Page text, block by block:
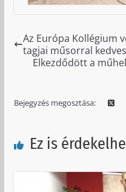
Az Európa Kollégium
tagjai műsorral
Elkezdődött a
Bejegyzés megosztása:
Ez is